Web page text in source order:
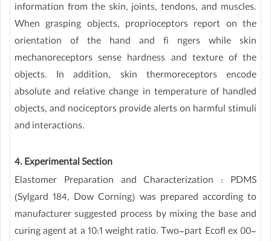
information from the skin, joints, tendons, and muscles.
When grasping objects, proprioceptors report on the
orientation of the hand and fi ngers while skin
mechanoreceptors sense hardness and texture of the
objects. In addition, skin thermoreceptors encode
absolute and relative change in temperature of handled
objects, and nociceptors provide alerts on harmful stimuli
and interactions.
4. Experimental Section
Elastomer Preparation and Characterization : PDMS
(Sylgard 184, Dow Corning) was prepared according to
manufacturer suggested process by mixing the base and
curing agent at a 10:1 weight ratio. Two-part Ecofl ex 00-